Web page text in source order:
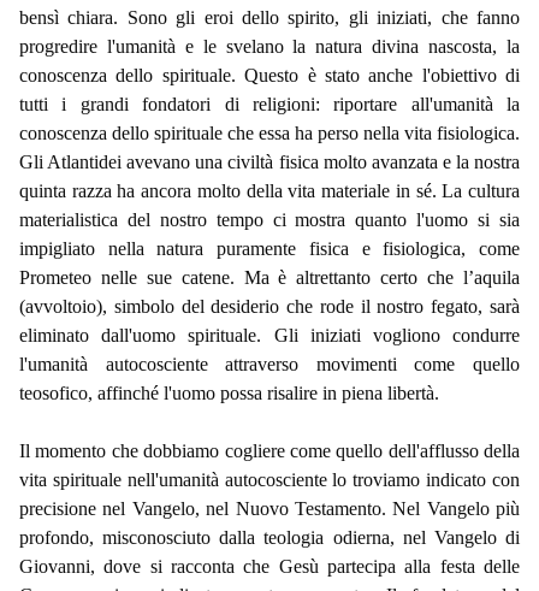
bensì chiara. Sono gli eroi dello spirito, gli iniziati, che fanno
progredire l'umanità e le svelano la natura divina nascosta, la
conoscenza dello spirituale. Questo è stato anche l'obiettivo di
tutti i grandi fondatori di religioni: riportare all'umanità la
conoscenza dello spirituale che essa ha perso nella vita fisiologica.
Gli Atlantidei avevano una civiltà fisica molto avanzata e la nostra
quinta razza ha ancora molto della vita materiale in sé. La cultura
materialistica del nostro tempo ci mostra quanto l'uomo si sia
impigliato nella natura puramente fisica e fisiologica, come
Prometeo nelle sue catene. Ma è altrettanto certo che l’aquila
(avvoltoio), simbolo del desiderio che rode il nostro fegato, sarà
eliminato dall'uomo spirituale. Gli iniziati vogliono condurre
l'umanità autocosciente attraverso movimenti come quello
teosofico, affinché l'uomo possa risalire in piena libertà.
Il momento che dobbiamo cogliere come quello dell'afflusso della
vita spirituale nell'umanità autocosciente lo troviamo indicato con
precisione nel Vangelo, nel Nuovo Testamento. Nel Vangelo più
profondo, misconosciuto dalla teologia odierna, nel Vangelo di
Giovanni, dove si racconta che Gesù partecipa alla festa delle